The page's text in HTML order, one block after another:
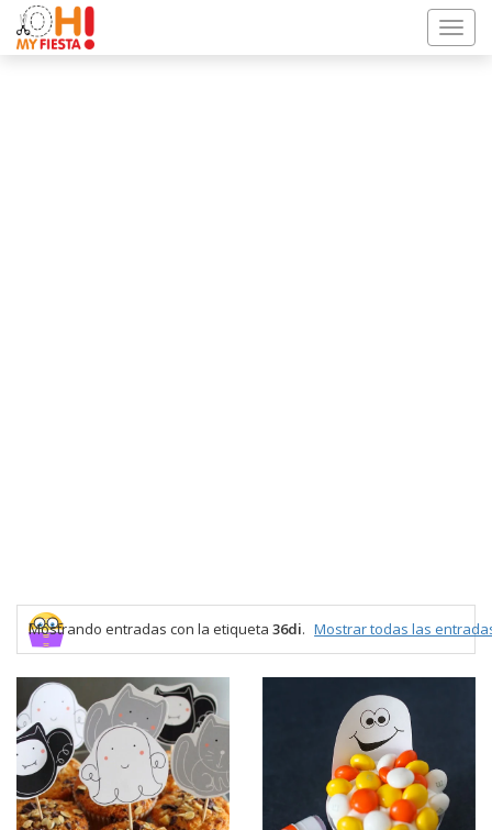
Mostrando entradas con la etiqueta 36di. Mostrar todas las